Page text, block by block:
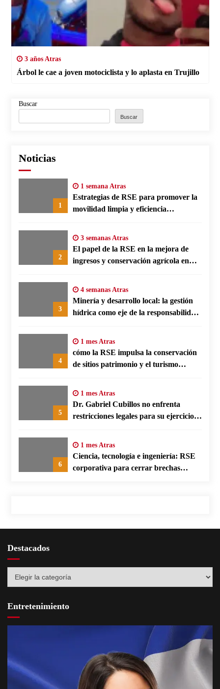
3 años Atras
Árbol le cae a joven motociclista y lo aplasta en Trujillo
Buscar
Buscar
Noticias
1
1 semana Atras
Estrategias de RSE para promover la
movilidad limpia y eficiencia
2
3 semanas Atras
El papel de la RSE en la mejora de
ingresos y conservación agrícola en
3
4 semanas Atras
Minería y desarrollo local: la gestión
hídrica como eje de la responsabilidad
4
1 mes Atras
cómo la RSE impulsa la conservación
de sitios patrimonio y el turismo
5
1 mes Atras
Dr. Gabriel Cubillos no enfrenta
restricciones legales para su ejercicio,
6
1 mes Atras
Ciencia, tecnología e ingeniería: RSE
corporativa para cerrar brechas
Destacados
Entretenimiento